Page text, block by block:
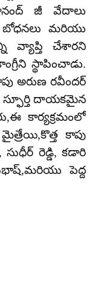
జీ వేదాలు
మరియు
వ్యాప్తి చేశారని
స్థాపించాడు.
అరుణ రవీందర్
స్ఫూర్తి దాయకమైన
కార్యక్రమంలో
కాపు
సుధీర్ రెడ్డి, కడారి
పెద్ద